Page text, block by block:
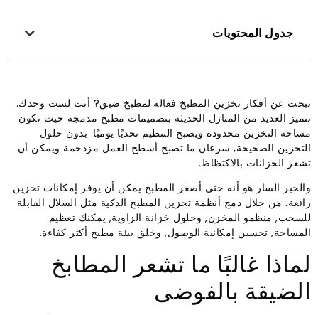
جدول المحتويات
تبحث عن أفكار تخزين المطبخ فعالة لمطبخ ضيق? أنت لست وحدك.
تتميز العديد من المنازل الحديثة بتصميمات مطبخ مدمجة حيث تكون
مساحة التخزين محدودة ويصبح التنظيم تحديًا يوميًا. بدون حلول
التخزين الصحيحة, سرعان ما تصبح أسطح العمل مزدحمة ويمكن أن
تشعر الخزانات بالاكتظاظ.
والخبر السار هو أنه حتى أصغر المطبخ يمكن أن يوفر إمكانات تخزين
رائعة. من خلال دمج أنظمة تخزين المطبخ الذكية مثل السلال القابلة
للسحب, منظمو المخزن, وحلول خزانة الزاوية, يمكنك تعظيم
المساحة, تحسين إمكانية الوصول, وخلق بيئة مطبخ أكثر كفاءة.
لماذا غالبًا ما تشعر المطابخ
الضيقة بالفوضى